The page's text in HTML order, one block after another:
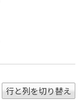
行と列を切り替え